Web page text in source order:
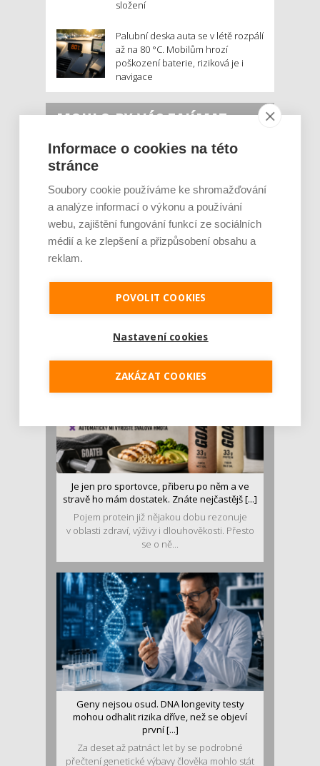
složení
Palubní deska auta se v létě rozpálí
až na 80 °C. Mobilům hrozí
poškození baterie, riziková je i
navigace
MOHLO BY VÁS ZAJÍMAT:
které v létě pomáhají hormonům a ulevuj [...]
Léto je ideálním časem dopřát hormonům
malý restart. Čerstvé ovoce, zelenina nebo
Je jen pro sportovce, přiberu po něm a ve
stravě ho mám dostatek. Znáte nejčastějš [...]
Pojem protein již nějakou dobu rezonuje
v oblasti zdraví, výživy i dlouhověkosti. Přesto
se o ně...
Geny nejsou osud. DNA longevity testy
mohou odhalit rizika dříve, než se objeví
první [...]
Za deset až patnáct let by se podrobné
přečtení genetické výbavy člověka mohlo stát
Informace o cookies na této
stránce
Soubory cookie používáme ke shromažďování
a analýze informací o výkonu a používání
webu, zajištění fungování funkcí ze sociálních
médií a ke zlepšení a přizpůsobení obsahu a
reklam.
POVOLIT COOKIES
Nastavení cookies
ZAKÁZAT COOKIES